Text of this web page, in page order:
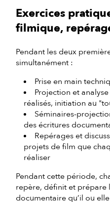
Exercices
filmique,
Pendant les deux
simultanément :
Prise en main
Projection et
réalisés, initiation au
Séminaires-
des écritures
Repérages et
projets de film que
réaliser
Pendant cette période,
repère, définit et prépare
documentaire qu’il ou